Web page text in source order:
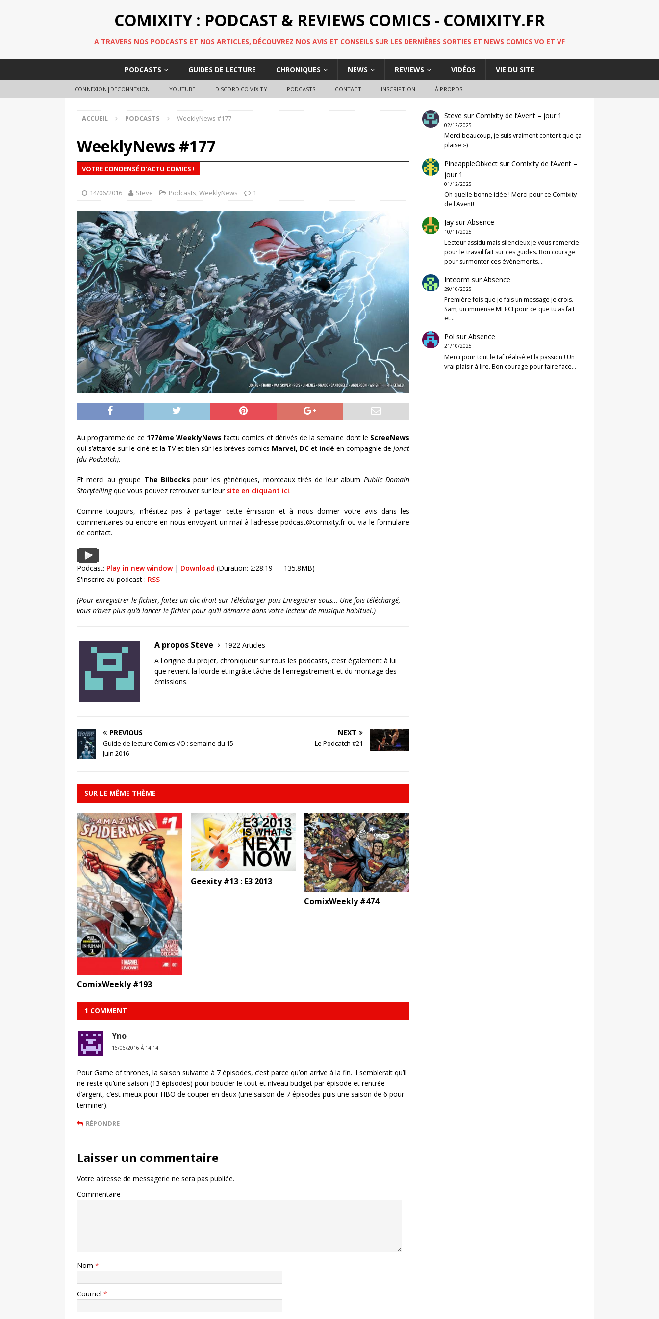
COMIXITY : PODCAST & REVIEWS COMICS - COMIXITY.FR
A TRAVERS NOS PODCASTS ET NOS ARTICLES, DÉCOUVREZ NOS AVIS ET CONSEILS SUR LES DERNIÈRES SORTIES ET NEWS COMICS VO ET VF
PODCASTS GUIDES DE LECTURE CHRONIQUES NEWS REVIEWS VIDÉOS VIE DU SITE
CONNEXION|DECONNEXION YOUTUBE DISCORD COMIXITY PODCASTS CONTACT INSCRIPTION À PROPOS
ACCUEIL PODCASTS WeeklyNews #177
WeeklyNews #177
VOTRE CONDENSÉ D'ACTU COMICS !
14/06/2016 Steve Podcasts,WeeklyNews 1
Au programme de ce 177ème WeeklyNews l’actu comics et dérivés de la semaine dont le ScreeNews
qui s’attarde sur le ciné et la TV et bien sûr les brèves comics Marvel, DCet indé en compagnie deJonat
(du Podcatch).
Et merci au groupe The Bilbocks pour les génériques, morceaux tirés de leur album Public Domain
Storytellingque vous pouvez retrouver sur leur site en cliquant ici.
Comme toujours, n’hésitez pas à partager cette émission et à nous donner votre avis dans les
commentaires ou encore en nous envoyant un mail à l’adresse podcast@comixity.fr ou via le formulaire
de contact.
Podcast: Play in new window| Download (Duration: 2:28:19 — 135.8MB)
S'inscrire au podcast : RSS
(Pour enregistrer le fichier, faites un clic droit sur Télécharger puis Enregistrer sous… Une fois téléchargé,
vous n’avez plus qu’à lancer le fichier pour qu’il démarre dans votre lecteur de musique habituel.)
A propos Steve
1922 Articles
A l'origine du projet, chroniqueur sur tous les podcasts, c'est également à lui
que revient la lourde et ingrâte tâche de l'enregistrement et du montage des
émissions.
PREVIOUS
Guide de lecture Comics VO : semaine du 15
Juin 2016
NEXT
Le Podcatch #21
SUR LE MÊME THÈME
ComixWeekly #193
Geexity #13 : E3 2013
ComixWeekly #474
1 COMMENT
Yno
16/06/2016 Á 14:14
Pour Game of thrones, la saison suivante à 7 épisodes, c’est parce qu’on arrive à la fin. Il semblerait qu’il
ne reste qu’une saison (13 épisodes) pour boucler le tout et niveau budget par épisode et rentrée
d’argent, c’est mieux pour HBO de couper en deux (une saison de 7 épisodes puis une saison de 6 pour
terminer).
RÉPONDRE
Laisser un commentaire
Votre adresse de messagerie ne sera pas publiée.
Commentaire
Nom *
Courriel *
Steve surComixity de l’Avent – jour 1
02/12/2025
Merci beaucoup, je suis vraiment content que ça
plaise :-)
PineappleObkect surComixity de l’Avent –
jour 1
01/12/2025
Oh quelle bonne idée ! Merci pour ce Comixity
de l'Avent!
Jay surAbsence
10/11/2025
Lecteur assidu mais silencieux je vous remercie
pour le travail fait sur ces guides. Bon courage
pour surmonter ces évènements.…
Inteorm surAbsence
29/10/2025
Première fois que je fais un message je crois.
Sam, un immense MERCI pour ce que tu as fait
et…
Pol surAbsence
21/10/2025
Merci pour tout le taf réalisé et la passion ! Un
vrai plaisir à lire. Bon courage pour faire face…